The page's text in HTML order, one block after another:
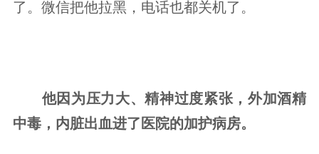
了。微信把他拉黑，电话也都关机了。
他因为压力大、精神过度紧张，外加酒精
中毒，内脏出血进了医院的加护病房。